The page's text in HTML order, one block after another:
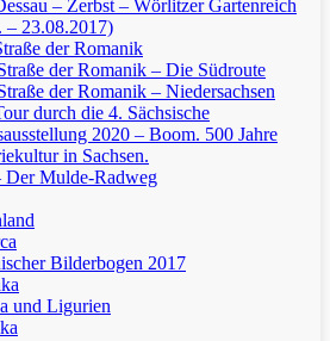
– Zerbst – Wörlitzer Gartenreich
– 23.08.2017)
der Romanik
der Romanik – Die Südroute
der Romanik – Niedersachsen
durch die 4. Sächsische
2020 – Boom. 500 Jahre
in Sachsen.
Der Mulde-Radweg
Bilderbogen 2017
und Ligurien